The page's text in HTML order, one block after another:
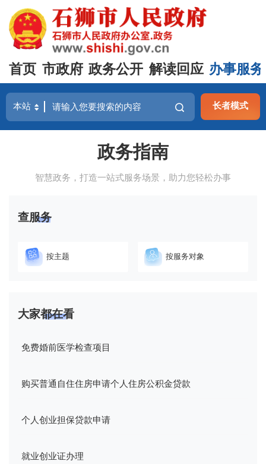
首页 市政府 政务公开 解读回应 办事服务
长者模式
政务指南
智慧政务，打造一站式服务场景，助力您轻松办事
查服务
按主题 按服务对象
大家都在看
免费婚前医学检查项目
购买普通自住住房申请个人住房公积金贷款
个人创业担保贷款申请
就业创业证办理